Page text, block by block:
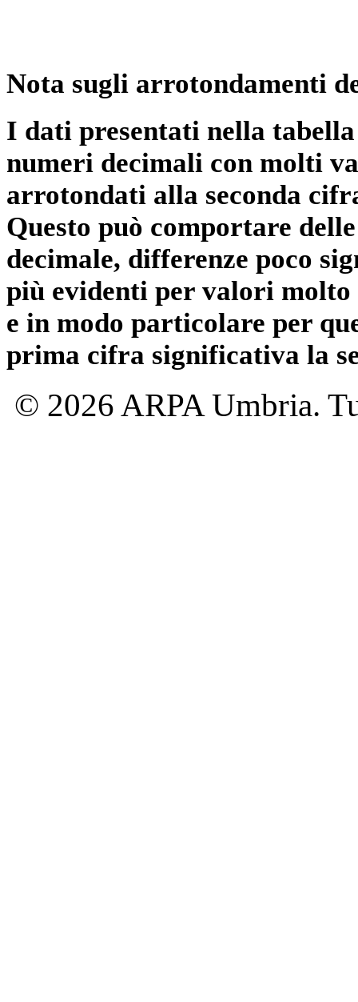
Nota sugli arrotondamenti
I dati presentati nella
numeri decimali con molti
arrotondati alla seconda
Questo può comportare
decimale, differenze poco
più evidenti per valori
e in modo particolare per
prima cifra significativa la
© 2026 ARPA Umbria.